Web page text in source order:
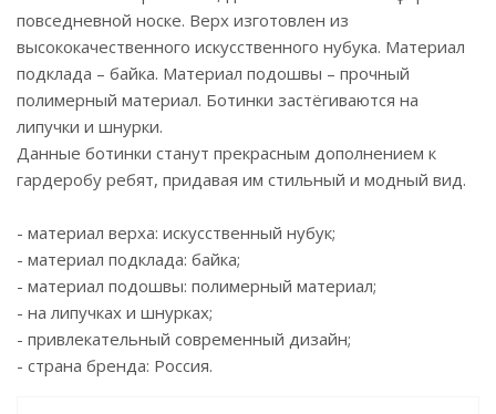
повседневной носке. Верх изготовлен из
высококачественного искусственного нубука. Материал
подклада – байка. Материал подошвы – прочный
полимерный материал. Ботинки застёгиваются на
липучки и шнурки.
Данные ботинки станут прекрасным дополнением к
гардеробу ребят, придавая им стильный и модный вид.
- материал верха: искусственный нубук;
- материал подклада: байка;
- материал подошвы: полимерный материал;
- на липучках и шнурках;
- привлекательный современный дизайн;
- страна бренда: Россия.